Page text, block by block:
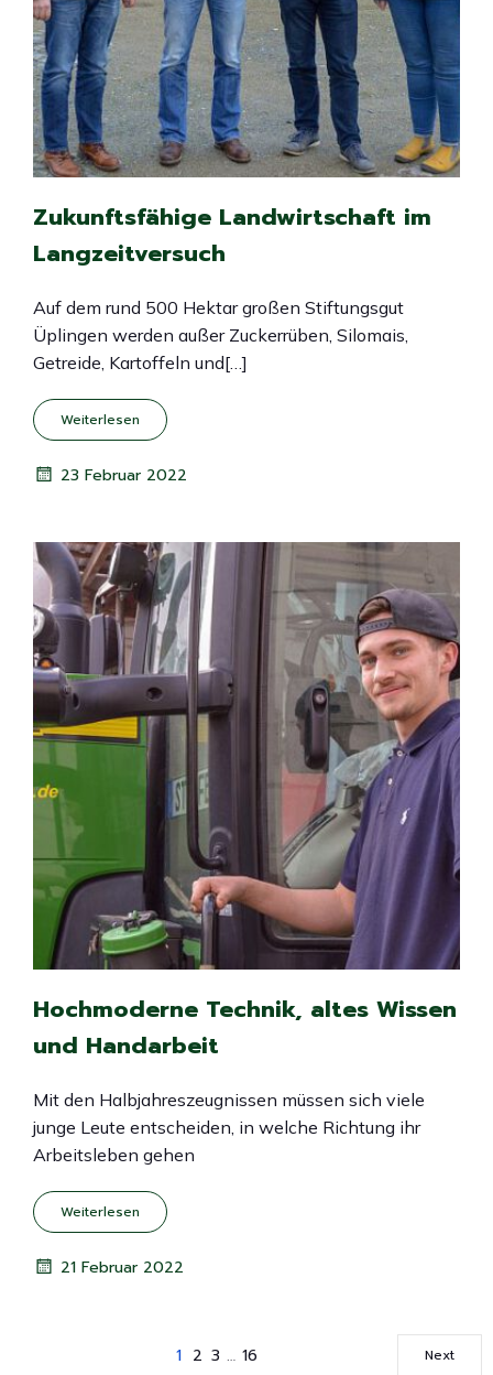
Zukunftsfähige Landwirtschaft im
Langzeitversuch
Auf dem rund 500 Hektar großen Stiftungsgut
Üplingen werden außer Zuckerrüben, Silomais,
Getreide, Kartoffeln und[…]
Weiterlesen
23 Februar 2022
Hochmoderne Technik, altes Wissen
und Handarbeit
Mit den Halbjahreszeugnissen müssen sich viele
junge Leute entscheiden, in welche Richtung ihr
Arbeitsleben gehen
Weiterlesen
21 Februar 2022
1 2 3 … 16 Next